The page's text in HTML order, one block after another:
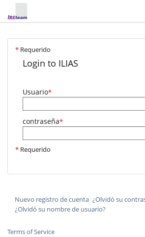
* Requerido
Login to ILIAS
Usuario*
contraseña*
* Requerido
Nuevo registro de cuenta ¿Olvidó su
¿Olvidó su nombre de usuario?
Terms of Service